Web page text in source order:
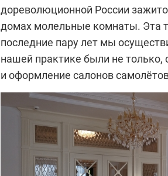
дореволюционной России
домах молельные комнаты. Эта
последние пару лет мы
нашей практике были не только,
и оформление салонов